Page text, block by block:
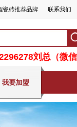
瓷砖推荐品牌 联系我们
刘总（微信
我要加盟